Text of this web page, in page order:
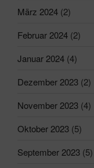
März 2024 (2)
Februar 2024 (2)
Januar 2024 (4)
Dezember 2023 (2)
November 2023 (4)
Oktober 2023 (5)
September 2023 (5)